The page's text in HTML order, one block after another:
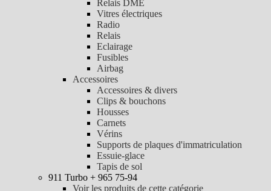
Relais DME
Vitres électriques
Radio
Relais
Eclairage
Fusibles
Airbag
Accessoires
Accessoires & divers
Clips & bouchons
Housses
Carnets
Vérins
Supports de plaques d'immatriculation
Essuie-glace
Tapis de sol
911 Turbo + 965 75-94
Voir les produits de cette catégorie